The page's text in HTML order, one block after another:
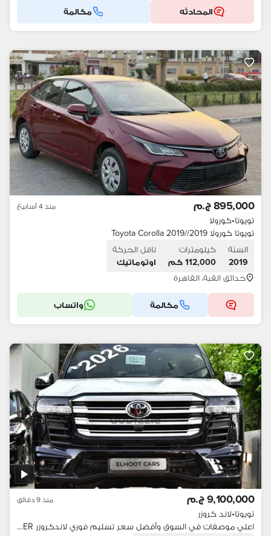
المحادثه مكالمة
895,000 ج.م منذ 4 أسابيع
تويوتا•كورولا
تويوتا كورولا 2019//Toyota Corolla 2019
السنة
2019
كيلومترات
112,000 كم
ناقل الحركة
اوتوماتيك
حدائق القبة، القاهرة
مكالمة واتساب
9,100,000 ج.م منذ 9 دقائق
تويوتا•لاند كروزر
اعلي موصفات في السوق وأفضل سعر تسليم فوري لاندكروزر LANDCRUISER